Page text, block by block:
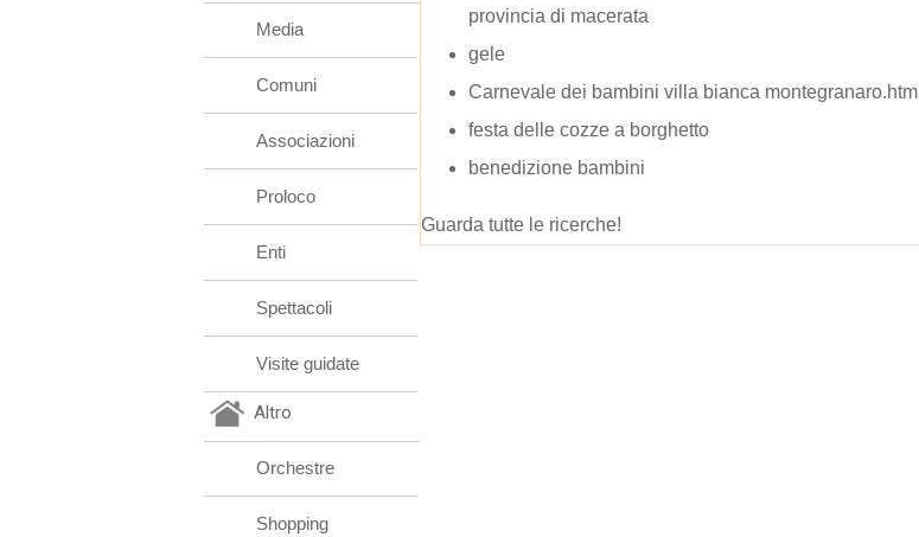
provincia di macerata
gele
Carnevale dei bambini villa bianca montegranaro.html
festa delle cozze a borghetto
benedizione bambini
Guarda tutte le ricerche!
Media
Comuni
Associazioni
Proloco
Enti
Spettacoli
Visite guidate
Altro
Orchestre
Shopping